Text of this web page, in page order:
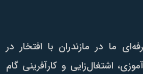
ما در مازندران با افتخار در
اشتغال‌زایی و کارآفرینی گام